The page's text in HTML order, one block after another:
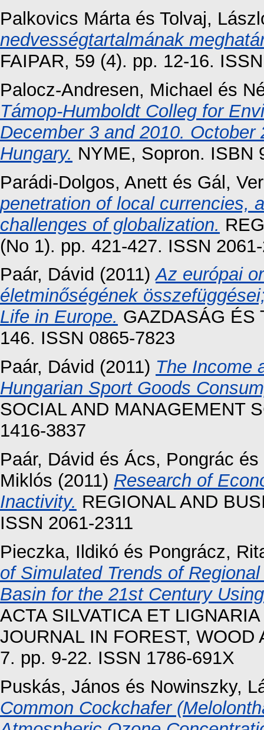
Palkovics Mártaés Tolvaj,
nedvességtartalmának
FAIPAR, 59 (4). pp. 12-16.
Palocz-Andresen, Michael és
Támop-Humboldt Colleg for
December 3 and 2010.
Hungary. NYME, Sopron. ISBN
Parádi-Dolgos, Anett és Gál,
penetration of local currencies,
challenges of globalization.
(No 1). pp. 421-427. ISSN
Paár, Dávid (2011)Az európai
életminőségének
Life in Europe. GAZDASÁG ÉS
146. ISSN 0865-7823
Paár, Dávid (2011) The Income
Hungarian Sport Goods
SOCIAL AND MANAGEMENT
1416-3837
Paár, Dávid és Ács, Pongrác és
Miklós (2011) Research of
Inactivity. REGIONAL AND
ISSN 2061-2311
Pieczka, Ildikó és Pongrácz,
of Simulated Trends of
Basin for the 21st Century
ACTA SILVATICA ET
JOURNAL IN FOREST,
7. pp. 9-22. ISSN 1786-691X
Puskás, János és Nowinszky,
Common Cockchafer